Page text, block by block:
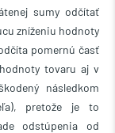
sumy odčítať
zníženiu hodnoty
pomernú časť
tovaru aj v
následkom
pretože je to
odstúpenia od